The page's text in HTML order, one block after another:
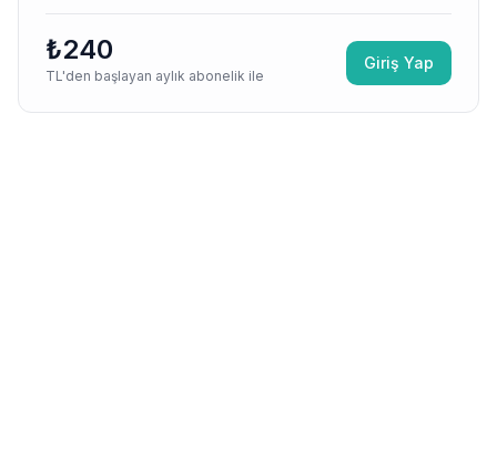
₺240
TL'den başlayan aylık abonelik ile
Giriş Yap